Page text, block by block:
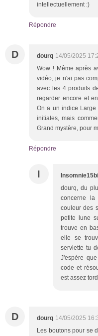
intellectuellement :)
Répondre
D dourq 14/05/2025
Wow ! Même après
vidéo, je n'ai pas
avec les 4 produits
regarder encore et
On a un indice
initiales, mais
Grand mystère, pour
Répondre
I
dourq, du
concerne la
couleur des
petite lune
trouve en
elle se
serviette tu
J'espère
code et
est assez
D dourq 14/05/2025
Les boutons pour se